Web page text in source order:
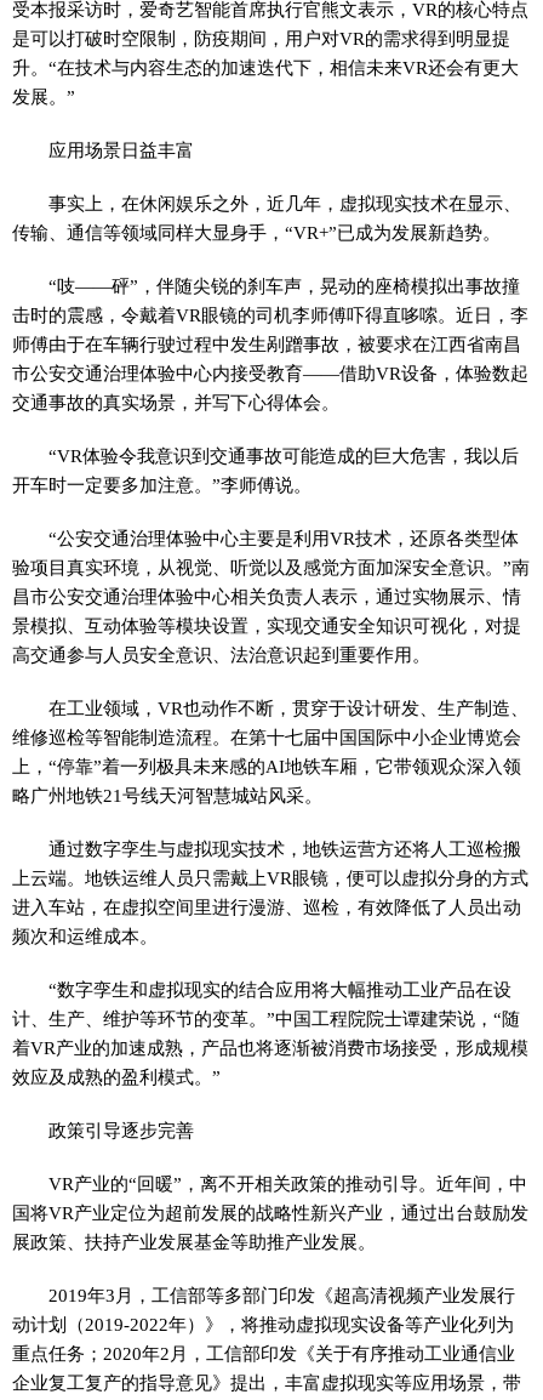
受本报采访时，爱奇艺智能首席执行官熊文表示，VR的核心特点
是可以打破时空限制，防疫期间，用户对VR的需求得到明显提
升。“在技术与内容生态的加速迭代下，相信未来VR还会有更大
发展。”
应用场景日益丰富
事实上，在休闲娱乐之外，近几年，虚拟现实技术在显示、
传输、通信等领域同样大显身手，“VR+”已成为发展新趋势。
“吱——砰”，伴随尖锐的刹车声，晃动的座椅模拟出事故撞
击时的震感，令戴着VR眼镜的司机李师傅吓得直哆嗦。近日，李
师傅由于在车辆行驶过程中发生剐蹭事故，被要求在江西省南昌
市公安交通治理体验中心内接受教育——借助VR设备，体验数起
交通事故的真实场景，并写下心得体会。
“VR体验令我意识到交通事故可能造成的巨大危害，我以后
开车时一定要多加注意。”李师傅说。
“公安交通治理体验中心主要是利用VR技术，还原各类型体
验项目真实环境，从视觉、听觉以及感觉方面加深安全意识。”南
昌市公安交通治理体验中心相关负责人表示，通过实物展示、情
景模拟、互动体验等模块设置，实现交通安全知识可视化，对提
高交通参与人员安全意识、法治意识起到重要作用。
在工业领域，VR也动作不断，贯穿于设计研发、生产制造、
维修巡检等智能制造流程。在第十七届中国国际中小企业博览会
上，“停靠”着一列极具未来感的AI地铁车厢，它带领观众深入领
略广州地铁21号线天河智慧城站风采。
通过数字孪生与虚拟现实技术，地铁运营方还将人工巡检搬
上云端。地铁运维人员只需戴上VR眼镜，便可以虚拟分身的方式
进入车站，在虚拟空间里进行漫游、巡检，有效降低了人员出动
频次和运维成本。
“数字孪生和虚拟现实的结合应用将大幅推动工业产品在设
计、生产、维护等环节的变革。”中国工程院院士谭建荣说，“随
着VR产业的加速成熟，产品也将逐渐被消费市场接受，形成规模
效应及成熟的盈利模式。”
政策引导逐步完善
VR产业的“回暖”，离不开相关政策的推动引导。近年间，中
国将VR产业定位为超前发展的战略性新兴产业，通过出台鼓励发
展政策、扶持产业发展基金等助推产业发展。
2019年3月，工信部等多部门印发《超高清视频产业发展行
动计划（2019-2022年）》，将推动虚拟现实设备等产业化列为
重点任务；2020年2月，工信部印发《关于有序推动工业通信业
企业复工复产的指导意见》提出，丰富虚拟现实等应用场景，带